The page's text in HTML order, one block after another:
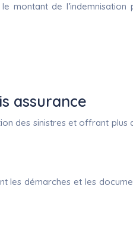
montant de
assurance
des sinistres et offrant
les démarches et les